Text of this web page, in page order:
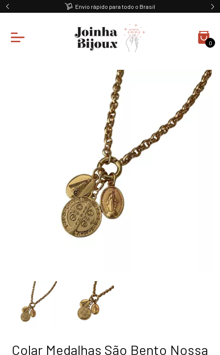
Envio rápido para todo o Brasil
0
Colar Medalhas São Bento Nossa